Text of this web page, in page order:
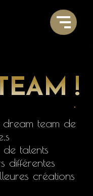
!
dream team de
de talents
différentes
créations